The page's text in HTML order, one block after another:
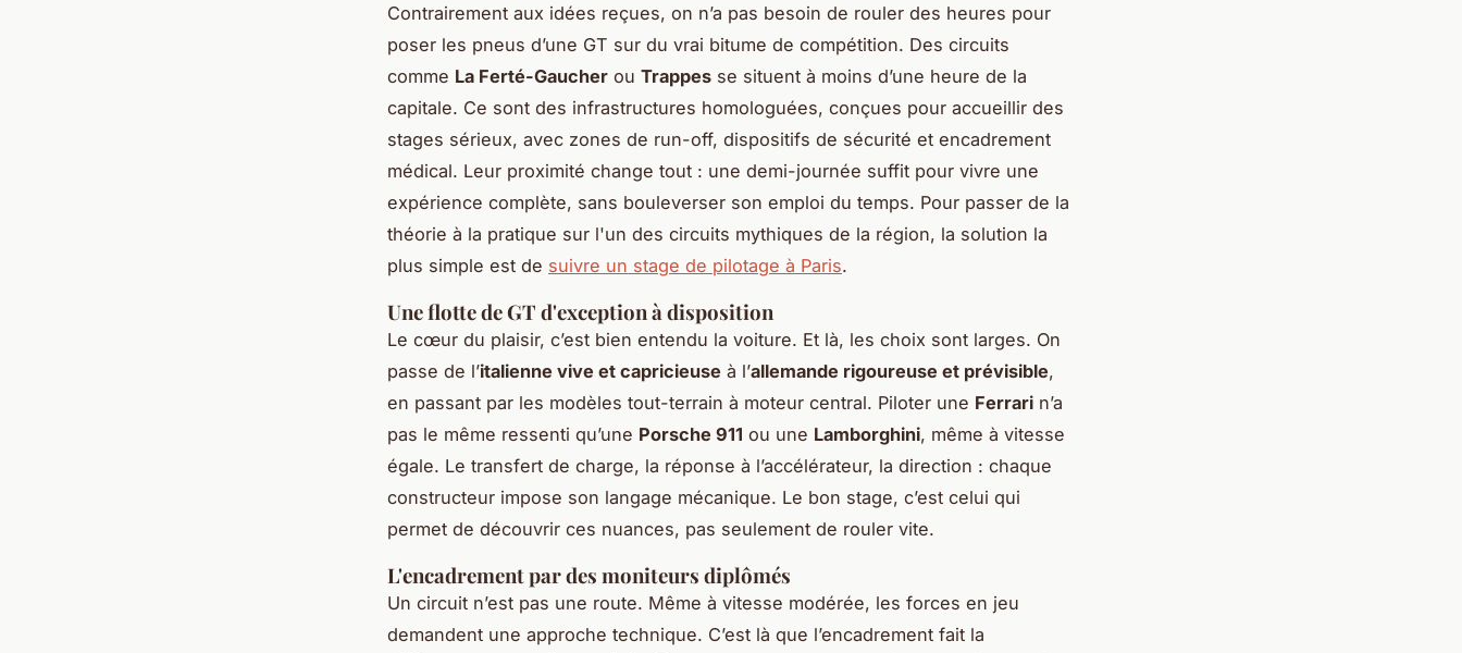
Contrairement aux idées reçues, on n’a pas besoin de rouler des heures pour
poser les pneus d’une GT sur du vrai bitume de compétition. Des circuits
comme La Ferté-Gaucher ou Trappes se situent à moins d’une heure de la
capitale. Ce sont des infrastructures homologuées, conçues pour accueillir des
stages sérieux, avec zones de run-off, dispositifs de sécurité et encadrement
médical. Leur proximité change tout : une demi-journée suffit pour vivre une
expérience complète, sans bouleverser son emploi du temps. Pour passer de la
théorie à la pratique sur l'un des circuits mythiques de la région, la solution la
plus simple est de suivre un stage de pilotage à Paris.
Une flotte de GT d'exception à disposition
Le cœur du plaisir, c’est bien entendu la voiture. Et là, les choix sont larges. On
passe de l’italienne vive et capricieuse à l’allemande rigoureuse et prévisible,
en passant par les modèles tout-terrain à moteur central. Piloter une Ferrari n’a
pas le même ressenti qu’une Porsche 911 ou une Lamborghini, même à vitesse
égale. Le transfert de charge, la réponse à l’accélérateur, la direction : chaque
constructeur impose son langage mécanique. Le bon stage, c’est celui qui
permet de découvrir ces nuances, pas seulement de rouler vite.
L'encadrement par des moniteurs diplômés
Un circuit n’est pas une route. Même à vitesse modérée, les forces en jeu
demandent une approche technique. C’est là que l’encadrement fait la